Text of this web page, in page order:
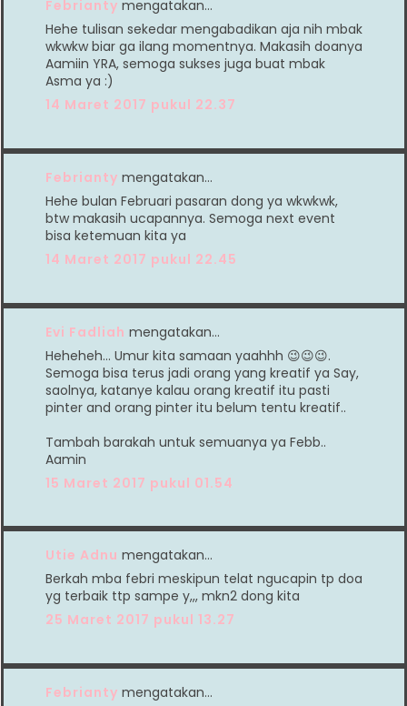
Febrianty mengatakan…
Hehe tulisan sekedar mengabadikan aja nih mbak
wkwkw biar ga ilang momentnya. Makasih doanya
Aamiin YRA, semoga sukses juga buat mbak
Asma ya :)
14 Maret 2017 pukul 22.37
Febrianty mengatakan…
Hehe bulan Februari pasaran dong ya wkwkwk,
btw makasih ucapannya. Semoga next event
bisa ketemuan kita ya
14 Maret 2017 pukul 22.45
Evi Fadliah mengatakan…
Heheheh... Umur kita samaan yaahhh 😉😉😉.
Semoga bisa terus jadi orang yang kreatif ya Say,
saolnya, katanye kalau orang kreatif itu pasti
pinter and orang pinter itu belum tentu kreatif..
Tambah barakah untuk semuanya ya Febb..
Aamin
15 Maret 2017 pukul 01.54
Utie Adnu mengatakan…
Berkah mba febri meskipun telat ngucapin tp doa
yg terbaik ttp sampe y,,, mkn2 dong kita
25 Maret 2017 pukul 13.27
Febrianty mengatakan…